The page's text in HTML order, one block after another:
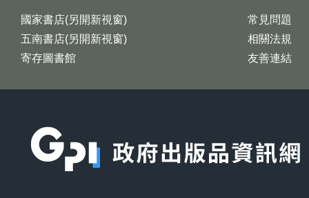
國家書店(另開新視窗)
五南書店(另開新視窗)
寄存圖書館
常見問題
相關法規
友善連結